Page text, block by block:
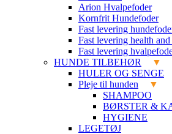
Arion Hvalpefoder
Kornfrit Hundefoder
Fast levering
Fast levering health and
Fast levering
HUNDE TILBEHØR
HULER OG SENGE
Pleje til hunden
SHAMPOO
BØRSTER &
HYGIENE
LEGETØJ